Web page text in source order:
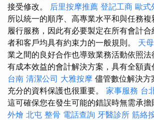
接受修改。 后里按摩推薦 登記工商 歐式
所以統一的順序、高專業水平和與任務
履行服務，因此有必要製定在所有會計
者和客戶均具有約束力的一般規則。 天
業之間的良好合作也導致業務活動依照
有成本效益的會計解決方案，具有全額責
台南 清潔公司 大雅按摩 儘管數位解決方
充分的資料保護也很重要。 家事服務 台
這可確保您在發生可能的錯誤時無需承擔
外燴 北屯 整骨 電話查詢 牙醫診所 筋絡